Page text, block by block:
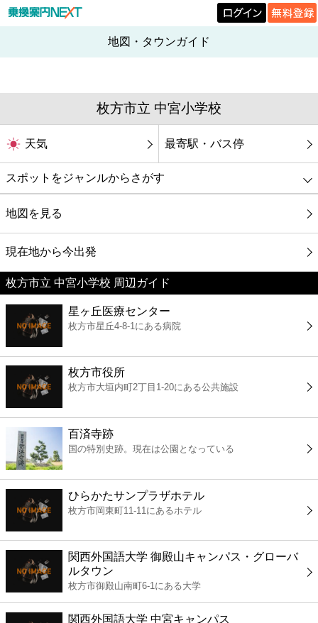
地図・タウンガイド
枚方市立 中宮小学校
天気 最寄駅・バス停
スポットをジャンルからさがす
グルメ
映画
美容
コンビニ
薬局
スーパー
エンタメ
レジャー
書店
ファミレス
ファーストフード
地図を見る
現在地から今出発
枚方市立 中宮小学校 周辺ガイド
星ヶ丘医療センター
枚方市星丘4-8-1にある病院
枚方市役所
枚方市大垣内町2丁目1-20にある公共施設
百済寺跡
国の特別史跡。現在は公園となっている
ひらかたサンプラザホテル
枚方市岡東町11-11にあるホテル
関西外国語大学 御殿山キャンパス・グローバ
ルタウン
枚方市御殿山南町6-1にある大学
関西外国語大学 中宮キャンパス